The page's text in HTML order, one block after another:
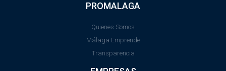
PROMALAGA
Quienes Somos
Málaga Emprende
Transparencia